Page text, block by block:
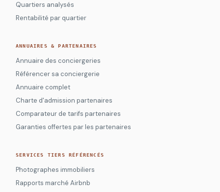
Quartiers analysés
Rentabilité par quartier
ANNUAIRES & PARTENAIRES
Annuaire des conciergeries
Référencer sa conciergerie
Annuaire complet
Charte d'admission partenaires
Comparateur de tarifs partenaires
Garanties offertes par les partenaires
SERVICES TIERS RÉFÉRENCÉS
Photographes immobiliers
Rapports marché Airbnb